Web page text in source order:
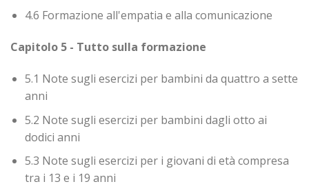
4.6 Formazione all'empatia e alla comunicazione
Capitolo 5 - Tutto sulla formazione
5.1 Note sugli esercizi per bambini da quattro a sette
anni
5.2 Note sugli esercizi per bambini dagli otto ai
dodici anni
5.3 Note sugli esercizi per i giovani di età compresa
tra i 13 e i 19 anni